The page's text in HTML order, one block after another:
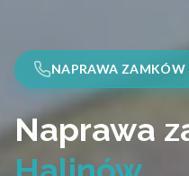
NAPRAWA
Naprawa